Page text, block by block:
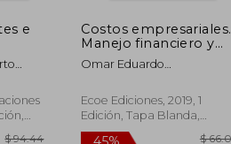
$ 175.84
e
Costos empresariales.
Manejo financiero y
gerencial - 1ra edición
Omar Eduardo
Ecoe Ediciones, 2019, 1
Edición, Tapa Blanda,
Nuevo